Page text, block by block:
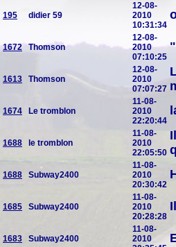
195 didier 59
12-08-
2010
10:31:34
1672 Thomson
12-08-
2010
07:10:25
1613 Thomson
12-08-
2010
07:07:27
1674 Le tromblon
11-08-
2010
22:20:44
1688 le tromblon
11-08-
2010
22:05:50
1688 Subway2400
11-08-
2010
20:30:42
1685 Subway2400
11-08-
2010
20:28:28
1683 Subway2400
11-08-
2010